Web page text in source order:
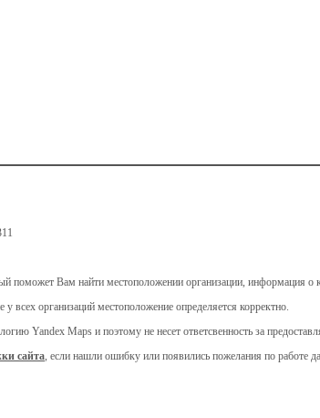
поможет Вам найти местоположении организации, информация о
всех организаций местоположение определяется корректно.
Yandex Maps и поэтому не несет ответсвенность за
сайта, если нашли ошибку или появились пожелания по работе